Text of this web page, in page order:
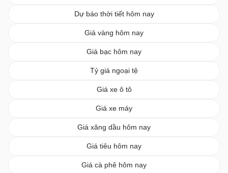
Dự báo thời tiết hôm nay
Giá vàng hôm nay
Giá bạc hôm nay
Tỷ giá ngoại tệ
Giá xe ô tô
Giá xe máy
Giá xăng dầu hôm nay
Giá tiêu hôm nay
Giá cà phê hôm nay